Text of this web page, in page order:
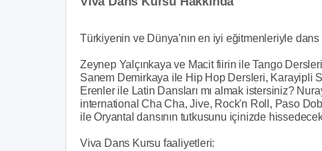
Türkiyenin ve Dünya'nın en iyi eğitmenleriyle
Zeynep Yalçınkaya ve Macit fiirin ile Tango
Sanem Demirkaya ile Hip Hop Dersleri, Karayipli
Erenler ile Latin Dansları mı almak istersiniz?
international Cha Cha, Jive, Rock'n Roll, Paso
ile Oryantal dansının tutkusunu içinizde
Viva Dans Kursu faaliyetleri: